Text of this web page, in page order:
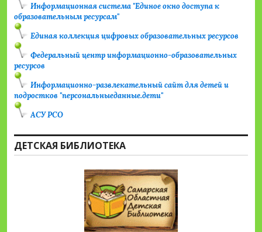
Информационная система "Единое окно доступа к
образовательным ресурсам"
Единая коллекция цифровых образовательных ресурсов
Федеральный центр информационно-образовательных
ресурсов
Информационно-развлекательный сайт для детей и
подростков "персональныеданные.дети"
АСУ РСО
ДЕТСКАЯ БИБЛИОТЕКА